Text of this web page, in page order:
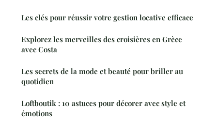
Les clés pour réussir votre gestion locative efficace
Explorez les merveilles des croisières en Grèce
avec Costa
Les secrets de la mode et beauté pour briller au
quotidien
Loftboutik : 10 astuces pour décorer avec style et
émotions